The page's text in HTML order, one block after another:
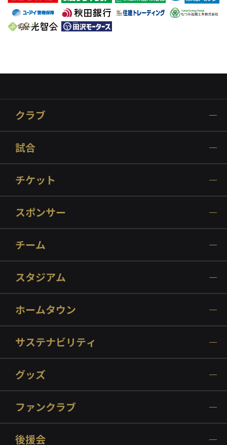
クラブ
試合
チケット
スポンサー
チーム
スタジアム
ホームタウン
サステナビリティ
グッズ
ファンクラブ
後援会